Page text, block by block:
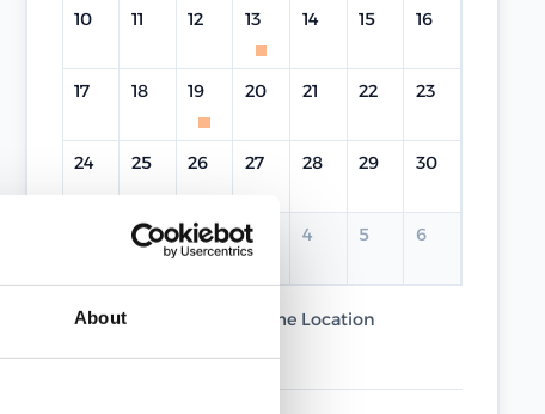
About
10 11 12 13 14 15 16
17 18 19 20 21 22 23
24 25 26 27 28 29 30
1 2 3 4 5 6
Current Course
Same Location